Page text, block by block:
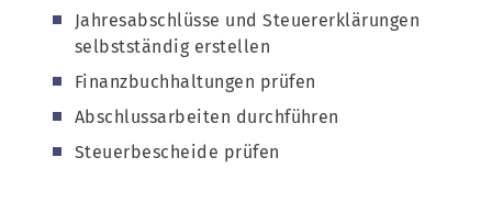
Jahresabschlüsse und Steuererklärungen
selbstständig erstellen
Finanzbuchhaltungen prüfen
Abschlussarbeiten durchführen
Steuerbescheide prüfen